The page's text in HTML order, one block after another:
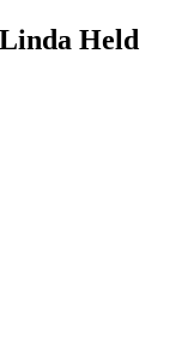
Zum
Inhalt
Linda Held